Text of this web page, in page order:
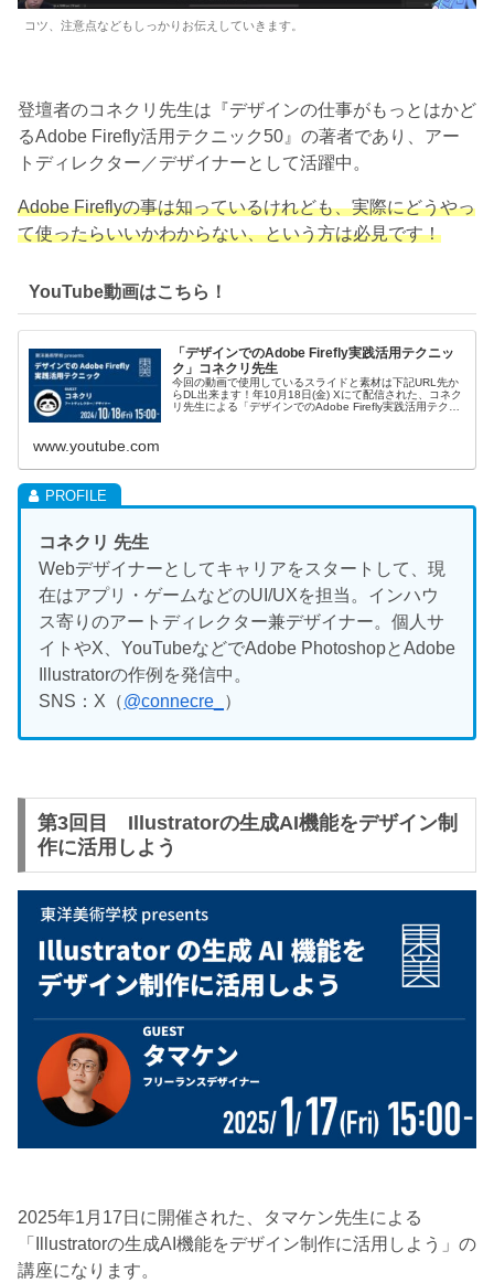
コツ、注意点などもしっかりお伝えしていきます。
登壇者のコネクリ先生は『デザインの仕事がもっとはかど
るAdobe Firefly活用テクニック50』の著者であり、アー
トディレクター／デザイナーとして活躍中。
Adobe Fireflyの事は知っているけれども、実際にどうやっ
て使ったらいいかわからない、という方は必見です！
YouTube動画はこちら！
「デザインでのAdobe Firefly実践活用テクニッ
ク」コネクリ先生
今回の動画で使用しているスライドと素材は下記URL先か
らDL出来ます！年10月18日(金) Xにて配信された、コネク
リ先生による「デザインでのAdobe Firefly実践活用テクニ
www.youtube.com
コネクリ 先生
Webデザイナーとしてキャリアをスタートして、現
在はアプリ・ゲームなどのUI/UXを担当。インハウ
ス寄りのアートディレクター兼デザイナー。個人サ
イトやX、YouTubeなどでAdobe PhotoshopとAdobe
Illustratorの作例を発信中。
SNS：X（@connecre_ ）
第3回目 Illustratorの生成AI機能をデザイン制
作に活用しよう
2025年1月17日に開催された、タマケン先生による
「Illustratorの生成AI機能をデザイン制作に活用しよう」の
講座になります。